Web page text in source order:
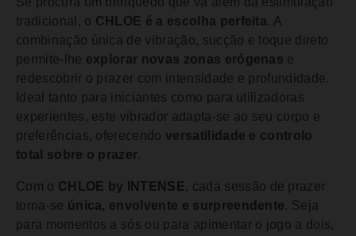
tradicional, o CHLOE é a escolha perfeita. A
combinação única de vibração, sucção e toque direto
permite-lhe explorar novas zonas erógenas e
redescobrir o prazer com intensidade e profundidade.
Ideal tanto para iniciantes como para utilizadoras
experientes, este vibrador adapta-se ao seu corpo e
preferências, oferecendo versatilidade e controlo
total sobre o prazer.
Com o CHLOE by INTENSE , cada sessão de prazer
torna-se única, envolvente e surpreendente. Seja
para momentos a sós ou para apimentar o jogo a dois,